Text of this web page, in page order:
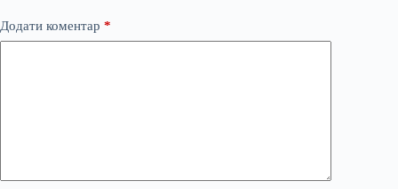
Додати коментар *